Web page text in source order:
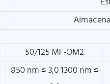
50/125 MF-OM2
850 nm ≤ 3,0 1300 nm ≤